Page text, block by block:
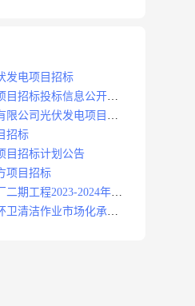
发电项目招标
目招标投标信息公开目
限公司光伏发电项目招
招标
目招标计划公告
项目招标
二期工程2023-2024年度
公告
卫清洁作业市场化承包